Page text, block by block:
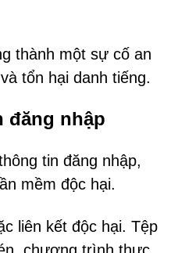
thành một sự cố an
tổn hại danh tiếng.
đăng nhập
tin đăng nhập,
mềm độc hại.
liên kết độc hại. Tệp